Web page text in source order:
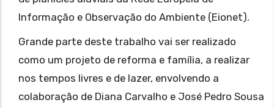
Informação e Observação do Ambiente (Eionet).
Grande parte deste trabalho vai ser realizado
como um projeto de reforma e família, a realizar
nos tempos livres e de lazer, envolvendo a
colaboração de Diana Carvalho e José Pedro Sousa